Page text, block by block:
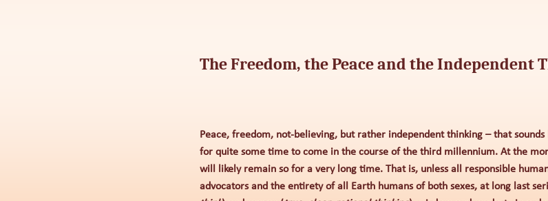
The Freedom, the Peace and the Independent
Peace, freedom, not-believing, but rather independent thinking – that
for quite some time to come in the course of the third millennium. At the
will likely remain so for a very long time. That is, unless all responsible
advocators and the entirety of all Earth humans of both sexes, at long last